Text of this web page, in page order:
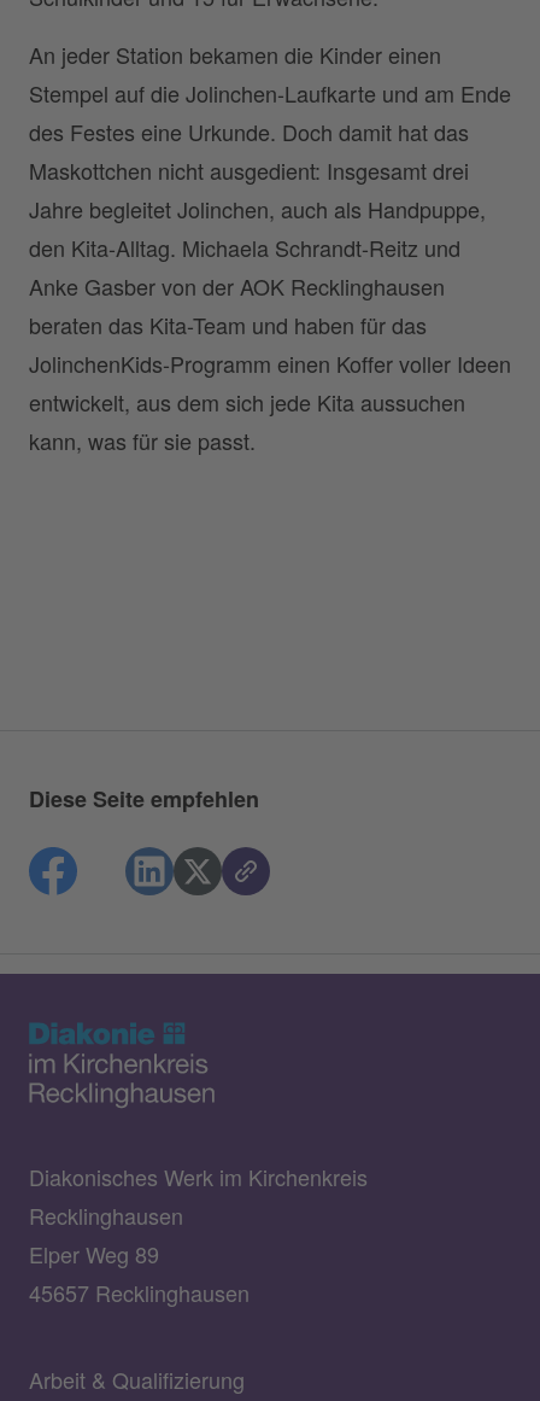
An jeder Station bekamen die Kinder einen
Stempel auf die Jolinchen-Laufkarte und am Ende
des Festes eine Urkunde. Doch damit hat das
Maskottchen nicht ausgedient: Insgesamt drei
Jahre begleitet Jolinchen, auch als Handpuppe,
den Kita-Alltag. Michaela Schrandt-Reitz und
Anke Gasber von der AOK Recklinghausen
beraten das Kita-Team und haben für das
JolinchenKids-Programm einen Koffer voller Ideen
entwickelt, aus dem sich jede Kita aussuchen
kann, was für sie passt.
Diese Seite empfehlen
Diakonisches Werk im Kirchenkreis
Recklinghausen
Elper Weg 89
45657 Recklinghausen
Arbeit & Qualifizierung